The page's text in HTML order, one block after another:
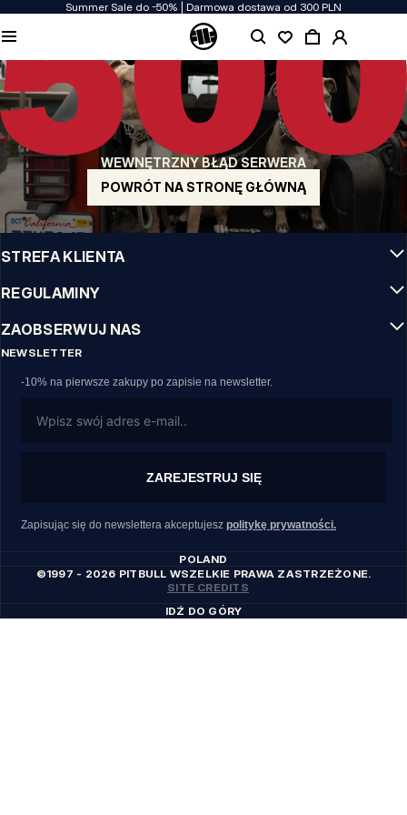
Summer Sale do -50% | Darmowa dostawa od 300 PLN
WEWNĘTRZNY BŁĄD SERWERA
POWRÓT NA STRONĘ GŁÓWNĄ
JAKOŚĆ TO DLA NAS PRIORYTET
Naszą odzież produkujemy z pasją! Nie idziemy na kompromis w kwestiach
wytrzymałości, długowieczności materiałów i dbałości o detal.
US ORIGIN
Nasze korzenie sięgają San Diego z poczatku lat 90-tych XX wieku. Nasz styl jest
surowy, autentyczny i stanowczy.
MARKA Z CHARAKTEREM
Nasze kolekcje wybierają sportowcy, fighterzy i uparci indywidualiści.
INFO
STREFA KLIENTA
REGULAMINY
ZAOBSERWUJ NAS
NEWSLETTER
-10% na pierwsze zakupy po zapisie na newsletter.
ZAREJESTRUJ SIĘ
Zapisując się do newslettera akceptujesz politykę prywatności.
POLAND
©1997 - 2026 PITBULL WSZELKIE PRAWA ZASTRZEŻONE.
SITE CREDITS
IDŹ DO GÓRY